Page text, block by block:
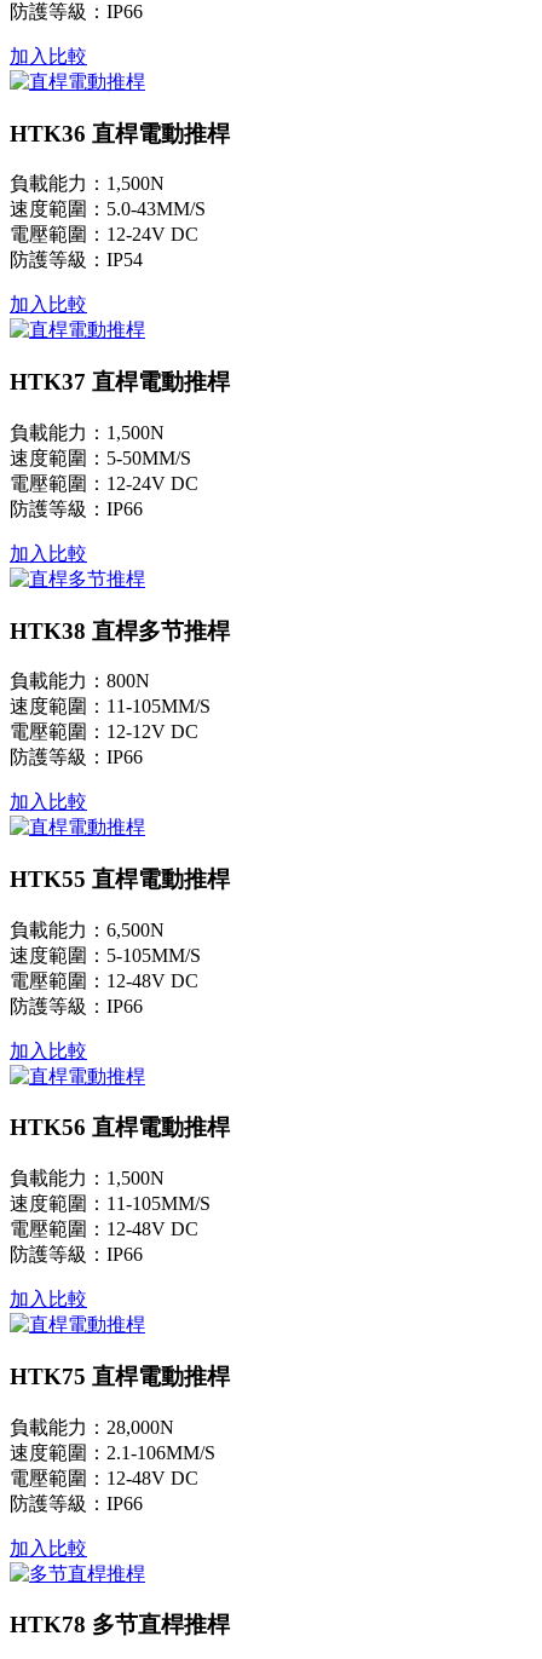
防護等級：IP66
加入比較
HTK36 直桿電動推桿
負載能力：1,500N
速度範圍：5.0-43MM/S
電壓範圍：12-24V DC
防護等級：IP54
加入比較
HTK37 直桿電動推桿
負載能力：1,500N
速度範圍：5-50MM/S
電壓範圍：12-24V DC
防護等級：IP66
加入比較
HTK38 直桿多节推桿
負載能力：800N
速度範圍：11-105MM/S
電壓範圍：12-12V DC
防護等級：IP66
加入比較
HTK55 直桿電動推桿
負載能力：6,500N
速度範圍：5-105MM/S
電壓範圍：12-48V DC
防護等級：IP66
加入比較
HTK56 直桿電動推桿
負載能力：1,500N
速度範圍：11-105MM/S
電壓範圍：12-48V DC
防護等級：IP66
加入比較
HTK75 直桿電動推桿
負載能力：28,000N
速度範圍：2.1-106MM/S
電壓範圍：12-48V DC
防護等級：IP66
加入比較
HTK78 多节直桿推桿